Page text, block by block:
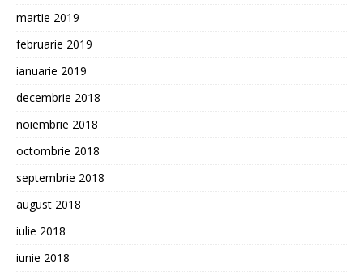
martie 2019
februarie 2019
ianuarie 2019
decembrie 2018
noiembrie 2018
octombrie 2018
septembrie 2018
august 2018
iulie 2018
iunie 2018